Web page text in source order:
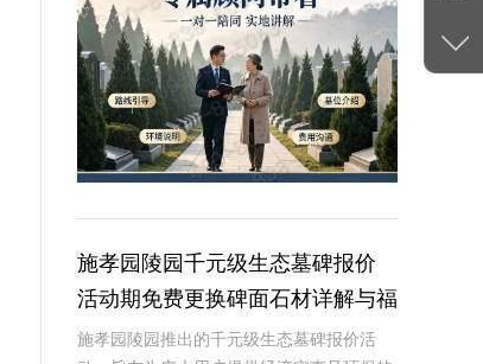
注重环保和个性化。施孝园陵园提供的平价
生态墓碑完整套餐，正是顺应这一趋
施孝园陵园千元级生态墓碑报价
活动期免费更换碑面石材详解与福
利分析
施孝园陵园推出的千元级生态墓碑报价活